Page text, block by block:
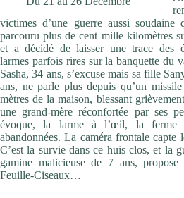
victimes d’une guerre aussi soudaine
parcouru plus de cent mille kilomètres
et a décidé de laisser une trace des
larmes parfois rires sur la banquette du
Sasha, 34 ans, s’excuse mais sa fille
ans, ne parle plus depuis qu’un
mètres de la maison, blessant
une grand-mère réconfortée par ses
évoque, la larme à l’œil, la ferme
abandonnées. La caméra frontale capte
C’est la survie dans ce huis clos, et la
gamine malicieuse de 7 ans,
Feuille-Ciseaux…